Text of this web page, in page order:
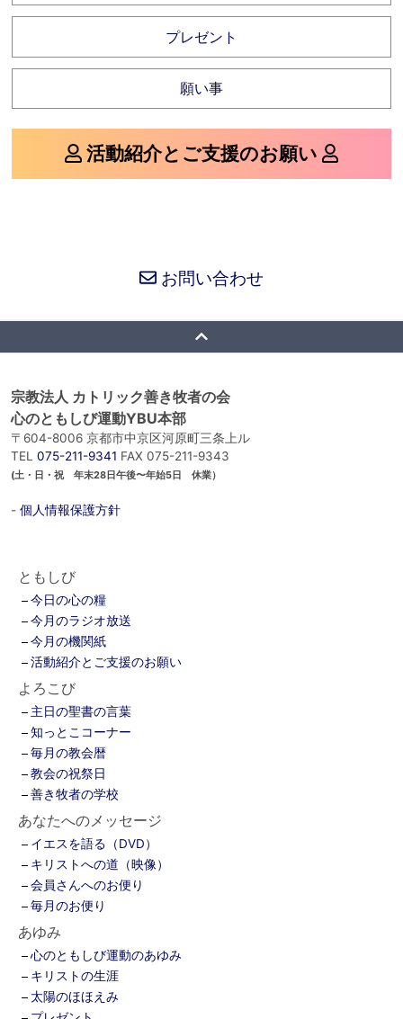
プレゼント
願い事
活動紹介とご支援のお願い
お問い合わせ
宗教法人 カトリック善き牧者の会
心のともしび運動YBU本部
〒604-8006 京都市中京区河原町三条上ル
TEL 075-211-9341 FAX 075-211-9343
(土・日・祝 年末28日午後〜年始5日 休業）
- 個人情報保護方針
ともしび
今日の心の糧
今月のラジオ放送
今月の機関紙
活動紹介とご支援のお願い
よろこび
主日の聖書の言葉
知っとこコーナー
毎月の教会暦
教会の祝祭日
善き牧者の学校
あなたへのメッセージ
イエスを語る（DVD）
キリストへの道（映像）
会員さんへのお便り
毎月のお便り
あゆみ
心のともしび運動のあゆみ
キリストの生涯
太陽のほほえみ